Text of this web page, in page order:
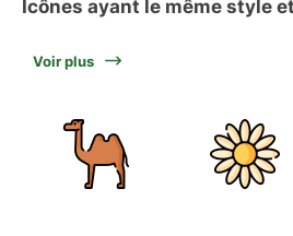
Icônes ayant le même style
Voir plus